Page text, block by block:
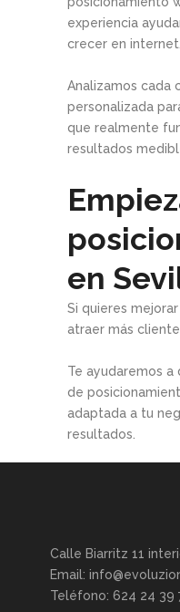
experiencia
crecer en internet.
Analizamos cada
personalizada
que realmente
resultados
en
Si quieres
atraer más
Te ayudaremos
de
adaptada a tu
resultados.
Calle Biarritz 11
Email:
Teléfono: 624 24 39